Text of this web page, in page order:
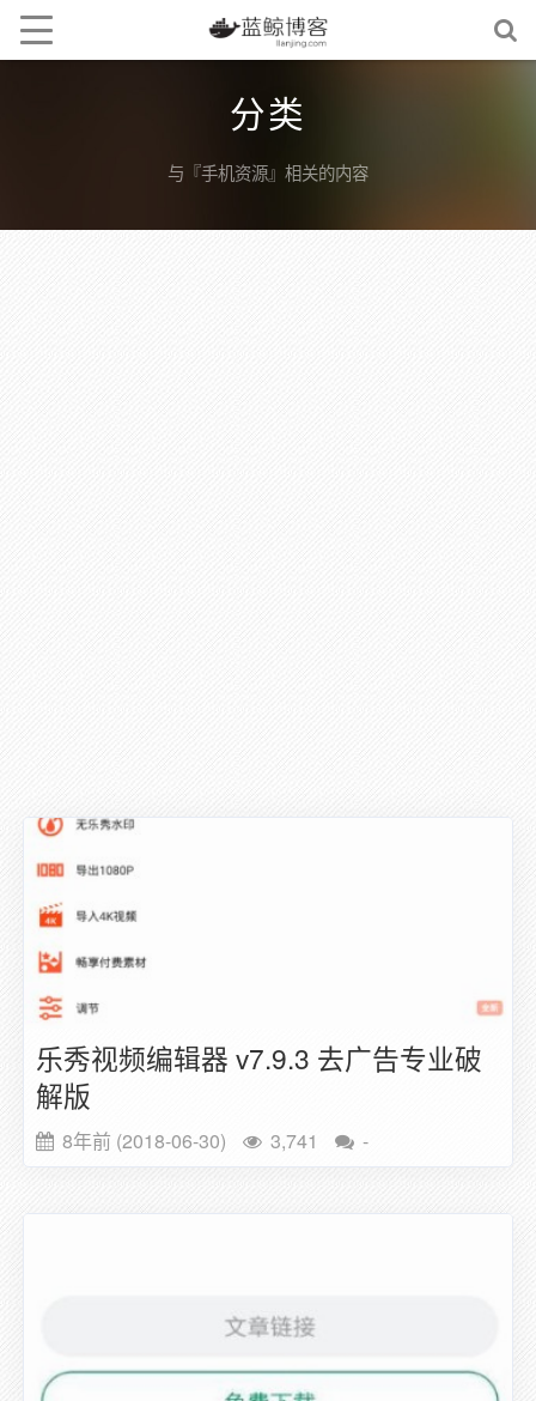
分类
与『手机资源』相关的内容
乐秀视频编辑器 v7.9.3 去广告专业破
解版
8年前 (2018-06-30) 3,741 -